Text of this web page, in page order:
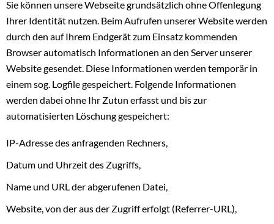
Sie können unsere Webseite grundsätzlich ohne Offenlegung
Ihrer Identität nutzen. Beim Aufrufen unserer Website werden
durch den auf Ihrem Endgerät zum Einsatz kommenden
Browser automatisch Informationen an den Server unserer
Website gesendet. Diese Informationen werden temporär in
einem sog. Logfile gespeichert. Folgende Informationen
werden dabei ohne Ihr Zutun erfasst und bis zur
automatisierten Löschung gespeichert:
IP-Adresse des anfragenden Rechners,
Datum und Uhrzeit des Zugriffs,
Name und URL der abgerufenen Datei,
Website, von der aus der Zugriff erfolgt (Referrer-URL),